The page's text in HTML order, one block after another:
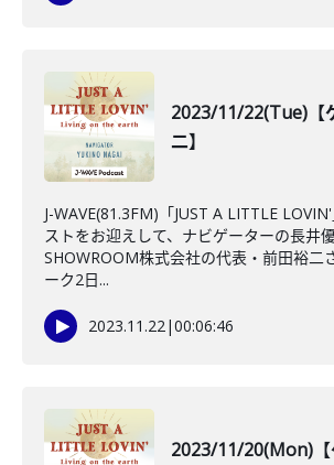
2023/11/22(Tue)【
二】
J-WAVE(81.3FM)「JUST A LITTLE
ストをお迎えして、ナビゲーターの長井
SHOWROOM株式会社の代表・前田裕二
ーク2日...
2023.11.22|00:06:46
2023/11/20(Mon)【